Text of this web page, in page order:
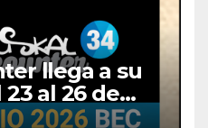
llega a su
al 26 de